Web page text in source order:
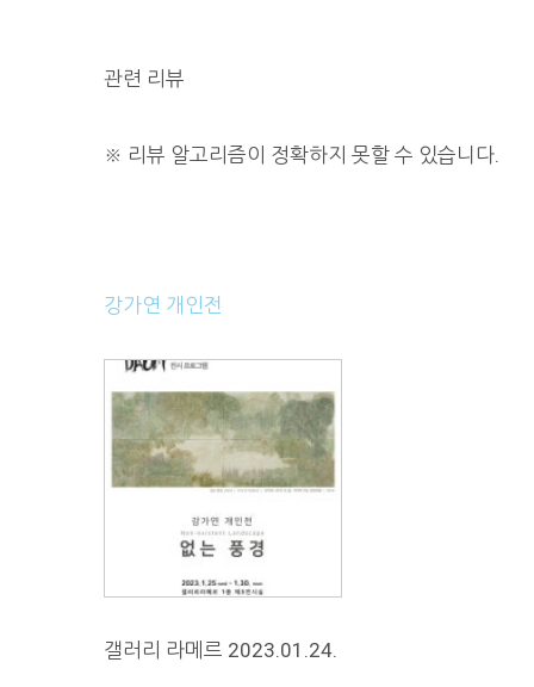
관련 리뷰
※ 리뷰 알고리즘이 정확하지 못할 수 있습니다.
강가연 개인전
갤러리 라메르 2023.01.24.